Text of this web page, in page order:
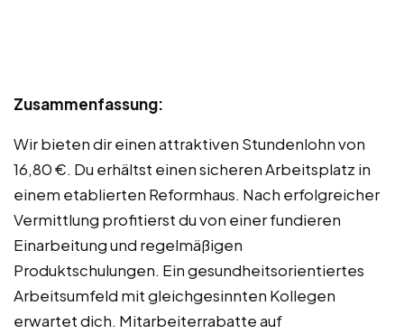
Zusammenfassung:
Wir bieten dir einen attraktiven Stundenlohn von
16,80 €. Du erhältst einen sicheren Arbeitsplatz in
einem etablierten Reformhaus. Nach erfolgreicher
Vermittlung profitierst du von einer fundieren
Einarbeitung und regelmäßigen
Produktschulungen. Ein gesundheitsorientiertes
Arbeitsumfeld mit gleichgesinnten Kollegen
erwartet dich. Mitarbeiterrabatte auf